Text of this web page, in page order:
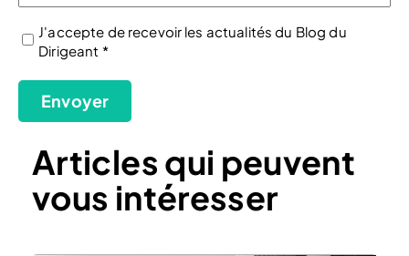
(Nécessaire)
J'accepte de recevoir les actualités du Blog du
Dirigeant *
Envoyer
Articles qui peuvent
vous intéresser